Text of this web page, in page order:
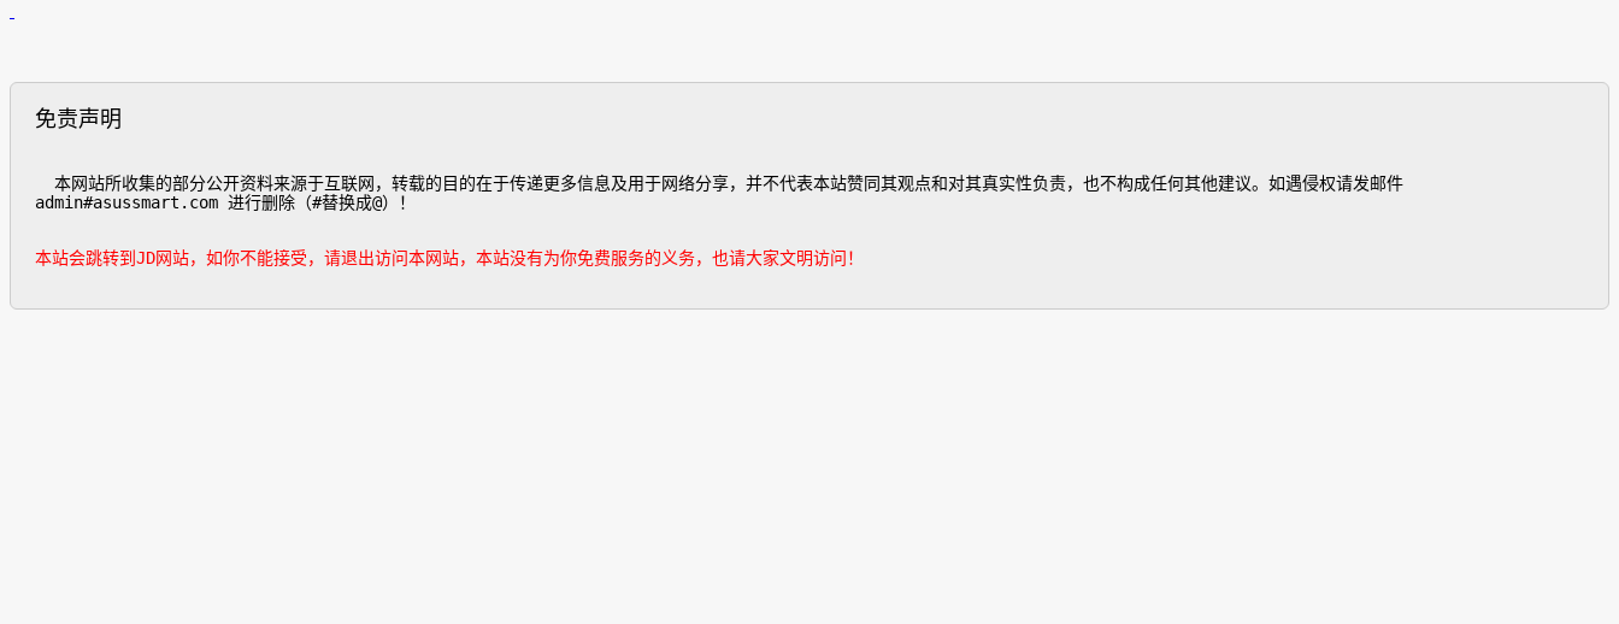
免责声明
admin#asussmart.com 进行删除（#替换成@）！
本站会跳转到JD网站，如你不能接受，请退出访问本网站，本站没有为你免费服务的义务，也请大家文明访问！